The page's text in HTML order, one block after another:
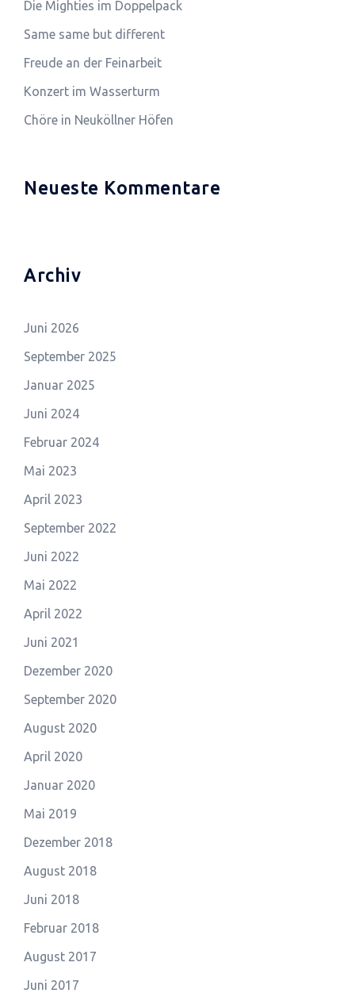
Die Mighties im Doppelpack
Same same but different
Freude an der Feinarbeit
Konzert im Wasserturm
Chöre in Neuköllner Höfen
Neueste Kommentare
Archiv
Juni 2026
September 2025
Januar 2025
Juni 2024
Februar 2024
Mai 2023
April 2023
September 2022
Juni 2022
Mai 2022
April 2022
Juni 2021
Dezember 2020
September 2020
August 2020
April 2020
Januar 2020
Mai 2019
Dezember 2018
August 2018
Juni 2018
Februar 2018
August 2017
Juni 2017